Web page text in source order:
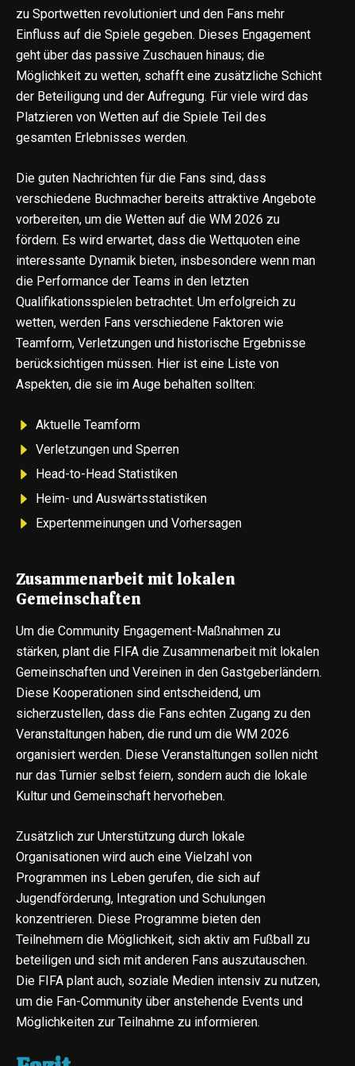
zu Sportwetten revolutioniert und den Fans mehr
Einfluss auf die Spiele gegeben. Dieses Engagement
geht über das passive Zuschauen hinaus; die
Möglichkeit zu wetten, schafft eine zusätzliche Schicht
der Beteiligung und der Aufregung. Für viele wird das
Platzieren von Wetten auf die Spiele Teil des
gesamten Erlebnisses werden.
Die guten Nachrichten für die Fans sind, dass
verschiedene Buchmacher bereits attraktive Angebote
vorbereiten, um die Wetten auf die WM 2026 zu
fördern. Es wird erwartet, dass die Wettquoten eine
interessante Dynamik bieten, insbesondere wenn man
die Performance der Teams in den letzten
Qualifikationsspielen betrachtet. Um erfolgreich zu
wetten, werden Fans verschiedene Faktoren wie
Teamform, Verletzungen und historische Ergebnisse
berücksichtigen müssen. Hier ist eine Liste von
Aspekten, die sie im Auge behalten sollten:
Aktuelle Teamform
Verletzungen und Sperren
Head-to-Head Statistiken
Heim- und Auswärtsstatistiken
Expertenmeinungen und Vorhersagen
Zusammenarbeit mit lokalen
Gemeinschaften
Um die Community Engagement-Maßnahmen zu
stärken, plant die FIFA die Zusammenarbeit mit lokalen
Gemeinschaften und Vereinen in den Gastgeberländern.
Diese Kooperationen sind entscheidend, um
sicherzustellen, dass die Fans echten Zugang zu den
Veranstaltungen haben, die rund um die WM 2026
organisiert werden. Diese Veranstaltungen sollen nicht
nur das Turnier selbst feiern, sondern auch die lokale
Kultur und Gemeinschaft hervorheben.
Zusätzlich zur Unterstützung durch lokale
Organisationen wird auch eine Vielzahl von
Programmen ins Leben gerufen, die sich auf
Jugendförderung, Integration und Schulungen
konzentrieren. Diese Programme bieten den
Teilnehmern die Möglichkeit, sich aktiv am Fußball zu
beteiligen und sich mit anderen Fans auszutauschen.
Die FIFA plant auch, soziale Medien intensiv zu nutzen,
um die Fan-Community über anstehende Events und
Möglichkeiten zur Teilnahme zu informieren.